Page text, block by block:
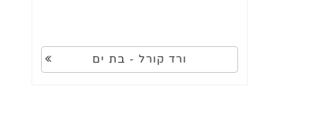
ורד קורל - בת ים